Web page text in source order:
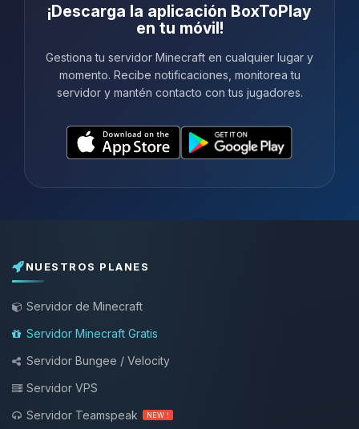
¡Descarga la aplicación BoxToPlay
en tu móvil!
Gestiona tu servidor Minecraft en cualquier lugar y
momento. Recibe notificaciones, monitorea tu
servidor y mantén contacto con tus jugadores.
NUESTROS PLANES
Servidor de Minecraft
Servidor Minecraft Gratis
Servidor Bungee / Velocity
Servidor VPS
Servidor Teamspeak
NEW !